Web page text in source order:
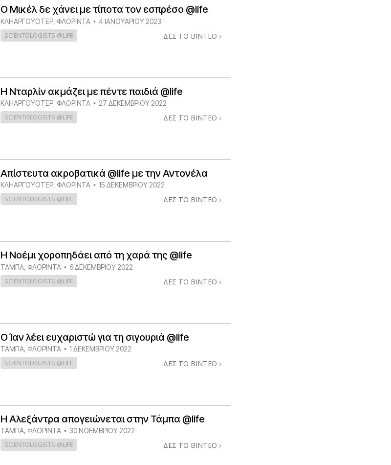
Σαηεντολογίας
Διερευνήσεις
Βασικές Αρχές Δημοσίων Σχέσεων
Ο Μικέλ δε χάνει με τίποτα τον εσπρέσο @life
ΚΛΗΑΡΓΟΥΌΤΕΡ, ΦΛΌΡΙΝΤΑ • 4 ΙΑΝΟΥΑΡΙΟΥ 2023
SCIENTOLOGISTS @LIFE ΔΕΣ ΤΟ ΒΙΝΤΕΟ
Η Νταρλίν ακμάζει με πέντε παιδιά @life
ΚΛΗΑΡΓΟΥΌΤΕΡ, ΦΛΌΡΙΝΤΑ • 27 ΔΕΚΕΜΒΡΙΟΥ 2022
SCIENTOLOGISTS @LIFE ΔΕΣ ΤΟ ΒΙΝΤΕΟ
Απίστευτα ακροβατικά @life με την Αντονέλα
ΚΛΗΑΡΓΟΥΌΤΕΡ, ΦΛΌΡΙΝΤΑ • 15 ΔΕΚΕΜΒΡΙΟΥ 2022
SCIENTOLOGISTS @LIFE ΔΕΣ ΤΟ ΒΙΝΤΕΟ
Η Νοέμι χοροπηδάει από τη χαρά της @life
ΤΆΜΠΑ, ΦΛΌΡΙΝΤΑ • 6 ΔΕΚΕΜΒΡΙΟΥ 2022
SCIENTOLOGISTS @LIFE ΔΕΣ ΤΟ ΒΙΝΤΕΟ
Ο Ίαν λέει ευχαριστώ για τη σιγουριά @life
ΤΆΜΠΑ, ΦΛΌΡΙΝΤΑ • 1 ΔΕΚΕΜΒΡΙΟΥ 2022
SCIENTOLOGISTS @LIFE ΔΕΣ ΤΟ ΒΙΝΤΕΟ
Η Αλεξάντρα απογειώνεται στην Τάμπα @life
ΤΆΜΠΑ, ΦΛΌΡΙΝΤΑ • 30 ΝΟΕΜΒΡΙΟΥ 2022
SCIENTOLOGISTS @LIFE ΔΕΣ ΤΟ ΒΙΝΤΕΟ